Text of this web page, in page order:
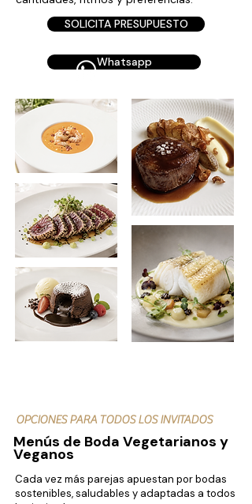
SOLICITA PRESUPUESTO
Whatsapp
OPCIONES PARA TODOS LOS INVITADOS
Menús de Boda Vegetarianos y
Veganos
Cada vez más parejas apuestan por bodas
sostenibles, saludables y adaptadas a todos